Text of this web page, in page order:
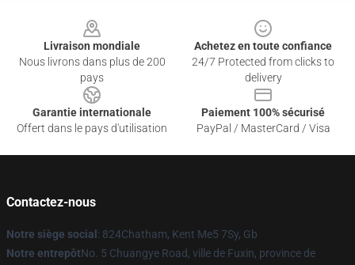
Livraison mondiale
Nous livrons dans plus de 200
pays
Achetez en toute confiance
24/7 Protected from clicks to
delivery
Garantie internationale
Offert dans le pays d'utilisation
Paiement 100% sécurisé
PayPal / MasterCard / Visa
Contactez-nous
Notre siège social : 824Chatham, Kent Me5 7Sy, Gb
Notre entrepôtNo. 5 Chuangye Road, ville de Fuxin, province de